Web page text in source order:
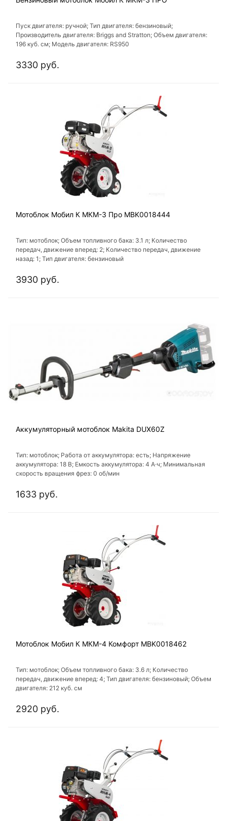
Пуск двигателя: ручной; Тип двигателя: бензиновый;
Производитель двигателя: Briggs and Stratton; Объем двигателя:
196 куб. см; Модель двигателя: RS950
3330 руб.
Мотоблок Мобил К МКМ-3 Про MBK0018444
Тип: мотоблок; Объем топливного бака: 3.1 л; Количество
передач, движение вперед: 2; Количество передач, движение
назад: 1; Тип двигателя: бензиновый
3930 руб.
Аккумуляторный мотоблок Makita DUX60Z
Тип: мотоблок; Работа от аккумулятора: есть; Напряжение
аккумулятора: 18 В; Емкость аккумулятора: 4 А·ч; Минимальная
скорость вращения фрез: 0 об/мин
1633 руб.
Мотоблок Мобил К МКМ-4 Комфорт MBK0018462
Тип: мотоблок; Объем топливного бака: 3.6 л; Количество
передач, движение вперед: 4; Тип двигателя: бензиновый; Объем
двигателя: 212 куб. см
2920 руб.